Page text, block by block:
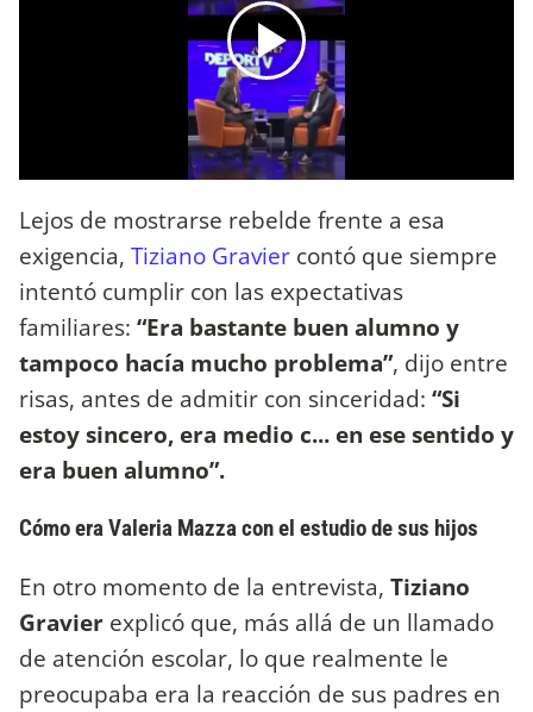
Lejos de mostrarse rebelde frente a esa
exigencia, Tiziano Gravier contó que siempre
intentó cumplir con las expectativas
familiares: “Era bastante buen alumno y
tampoco hacía mucho problema”, dijo entre
risas, antes de admitir con sinceridad: “Si
estoy sincero, era medio c... en ese sentido y
era buen alumno”.
Cómo era Valeria Mazza con el estudio de sus hijos
En otro momento de la entrevista, Tiziano
Gravier explicó que, más allá de un llamado
de atención escolar, lo que realmente le
preocupaba era la reacción de sus padres en